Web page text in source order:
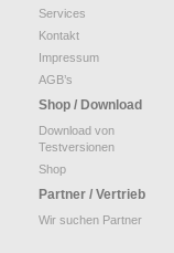
Services
Kontakt
Impressum
AGB’s
Shop / Download
Download von
Testversionen
Shop
Partner / Vertrieb
Wir suchen Partner